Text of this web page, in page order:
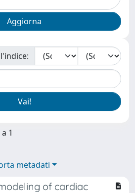
1
metadati
of cardiac